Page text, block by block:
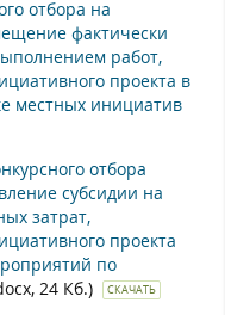
отбора на
фактически
работ,
проекта в
местных инициатив
отбора
субсидии на
затрат,
проекта
по
24 Кб.) СКАЧАТЬ